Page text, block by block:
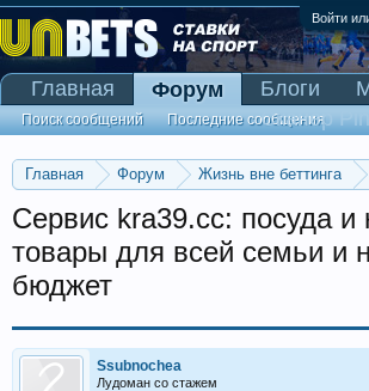
Войти
Главная Форум Жизнь вне беттинга
Сервис kra39.cc: посуда и
товары для всей семьи и
бюджет
Ssubnochea
Лудоман со стажем
Главная Форум
Поиск сообщений Последние сообщения
Блоги
Сканер